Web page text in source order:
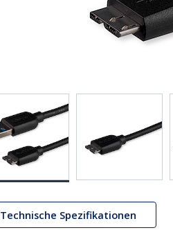
Technische Spezifikationen